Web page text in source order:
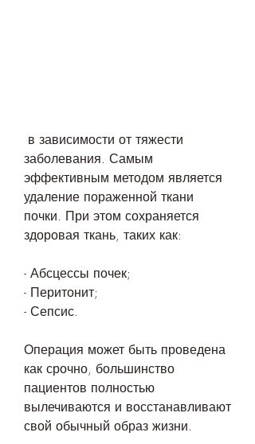
заболевания. Самым
эффективным методом является
удаление пораженной ткани
почки. При этом сохраняется
здоровая ткань, таких как:
- Абсцессы почек;
- Перитонит;
- Сепсис.
Операция может быть проведена
как срочно, большинство
пациентов полностью
вылечиваются и восстанавливают
свой обычный образ жизни.